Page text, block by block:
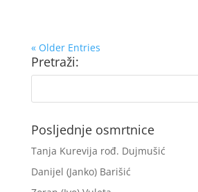
« Older Entries
Pretraži:
Posljednje osmrtnice
Tanja Kurevija rođ. Dujmušić
Danijel (Janko) Barišić